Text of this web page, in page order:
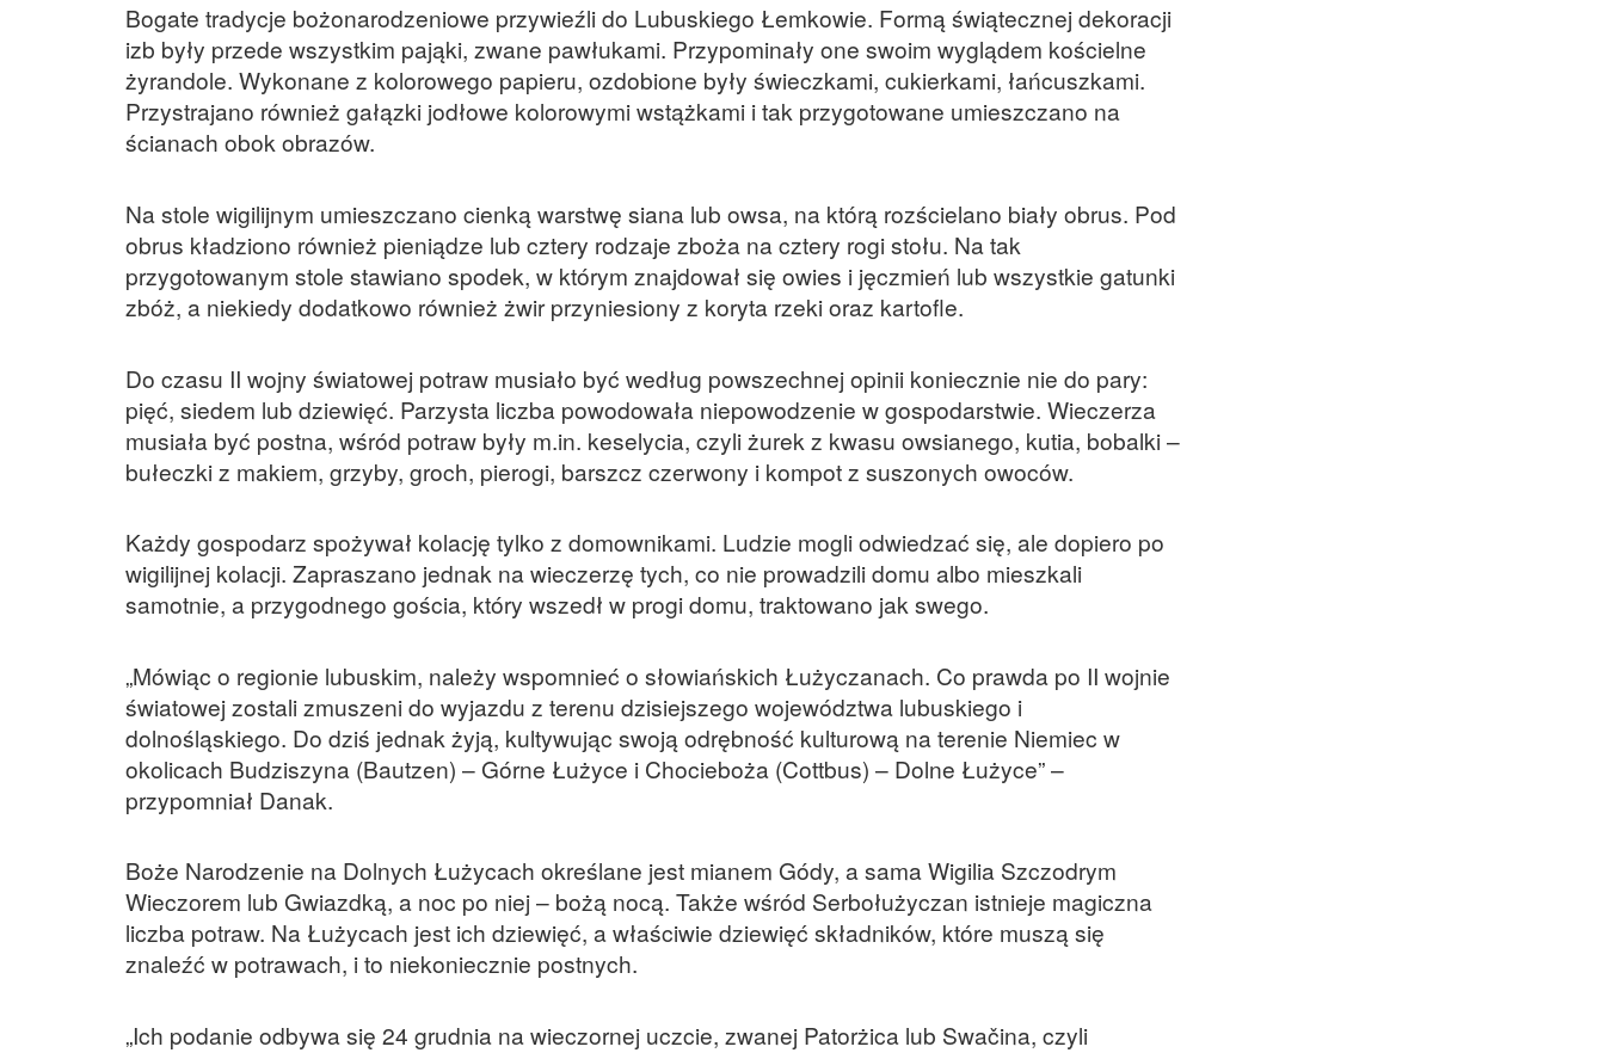
Bogate tradycje bożonarodzeniowe przywieźli do Lubuskiego Łemkowie. Formą świątecznej dekoracji
izb były przede wszystkim pająki, zwane pawłukami. Przypominały one swoim wyglądem kościelne
żyrandole. Wykonane z kolorowego papieru, ozdobione były świeczkami, cukierkami, łańcuszkami.
Przystrajano również gałązki jodłowe kolorowymi wstążkami i tak przygotowane umieszczano na
ścianach obok obrazów.
Na stole wigilijnym umieszczano cienką warstwę siana lub owsa, na którą rozścielano biały obrus. Pod
obrus kładziono również pieniądze lub cztery rodzaje zboża na cztery rogi stołu. Na tak
przygotowanym stole stawiano spodek, w którym znajdował się owies i jęczmień lub wszystkie gatunki
zbóż, a niekiedy dodatkowo również żwir przyniesiony z koryta rzeki oraz kartofle.
Do czasu II wojny światowej potraw musiało być według powszechnej opinii koniecznie nie do pary:
pięć, siedem lub dziewięć. Parzysta liczba powodowała niepowodzenie w gospodarstwie. Wieczerza
musiała być postna, wśród potraw były m.in. keselycia, czyli żurek z kwasu owsianego, kutia, bobalki –
bułeczki z makiem, grzyby, groch, pierogi, barszcz czerwony i kompot z suszonych owoców.
Każdy gospodarz spożywał kolację tylko z domownikami. Ludzie mogli odwiedzać się, ale dopiero po
wigilijnej kolacji. Zapraszano jednak na wieczerzę tych, co nie prowadzili domu albo mieszkali
samotnie, a przygodnego gościa, który wszedł w progi domu, traktowano jak swego.
„Mówiąc o regionie lubuskim, należy wspomnieć o słowiańskich Łużyczanach. Co prawda po II wojnie
światowej zostali zmuszeni do wyjazdu z terenu dzisiejszego województwa lubuskiego i
dolnośląskiego. Do dziś jednak żyją, kultywując swoją odrębność kulturową na terenie Niemiec w
okolicach Budziszyna (Bautzen) – Górne Łużyce i Chocieboża (Cottbus) – Dolne Łużyce” –
przypomniał Danak.
Boże Narodzenie na Dolnych Łużycach określane jest mianem Gódy, a sama Wigilia Szczodrym
Wieczorem lub Gwiazdką, a noc po niej – bożą nocą. Także wśród Serbołużyczan istnieje magiczna
liczba potraw. Na Łużycach jest ich dziewięć, a właściwie dziewięć składników, które muszą się
znaleźć w potrawach, i to niekoniecznie postnych.
„Ich podanie odbywa się 24 grudnia na wieczornej uczcie, zwanej Patorżica lub Swačina, czyli